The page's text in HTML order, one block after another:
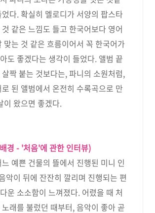
다. 확실히 멜로디가 서양의 팝스타
같은 느낌도 들고 한국어보다 영어
맞는 것 같은 흐름이어서 꼭 한국어가
도 좋겠다는 생각이 들었다. 앨범 끝
짝 붙는 것보다는, 파니의 소원처럼,
된 앨범에서 온전히 수록곡으로 만
이 왔으면 좋겠다.
경 - '처음'에 관한 인터뷰)
예쁜 건물의 뜰에서 진행된 미니 인
악이 뒤에 잔잔히 깔리며 진행되는 편
운 소소함이 느껴졌다. 어렸을 때 처
래를 불렀던 때부터, 음악이 좋아 곧